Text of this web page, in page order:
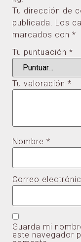
Tu dirección de
publicada. Los
marcados con *
Tu puntuación *
Tu valoración *
Nombre *
Correo
Guarda mi
este navegador